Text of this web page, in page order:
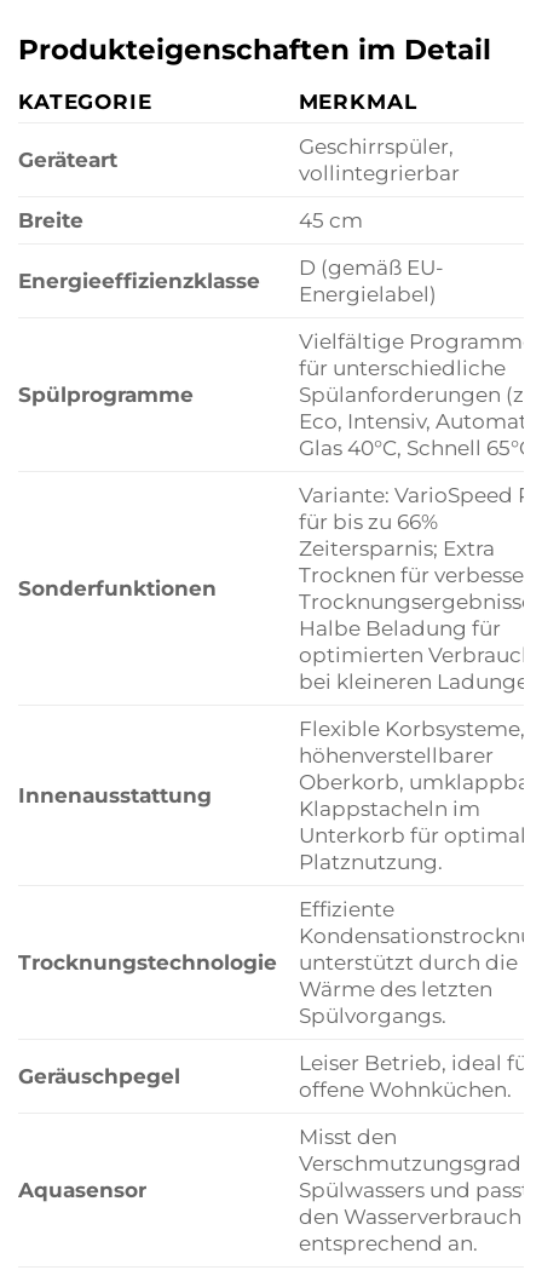
Produkteigenschaften im Detail
KATEGORIE MERKMAL
Geräteart
Geschirrspüler,
vollintegrierbar
Breite
45 cm
Energieeffizienzklasse
D (gemäß EU-
Energielabel)
Spülprogramme
Vielfältige Programme
für unterschiedliche
Spülanforderungen
Eco, Intensiv,
Glas 40°C, Schnell 65°C)
Sonderfunktionen
Variante: VarioSpeed
für bis zu 66%
Zeitersparnis; Extra
Trocknen für
Trocknungsergebnisse;
Halbe Beladung für
optimierten Verbrauch
bei kleineren
Innenausstattung
Flexible Korbsysteme,
höhenverstellbarer
Oberkorb,
Klappstacheln im
Unterkorb für optimale
Platznutzung.
Trocknungstechnologie
Effiziente
unterstützt durch die
Wärme des letzten
Spülvorgangs.
Geräuschpegel
Leiser Betrieb, ideal für
offene Wohnküchen.
Aquasensor
Misst den
Verschmutzungsgrad
Spülwassers und passt
den Wasserverbrauch
entsprechend an.